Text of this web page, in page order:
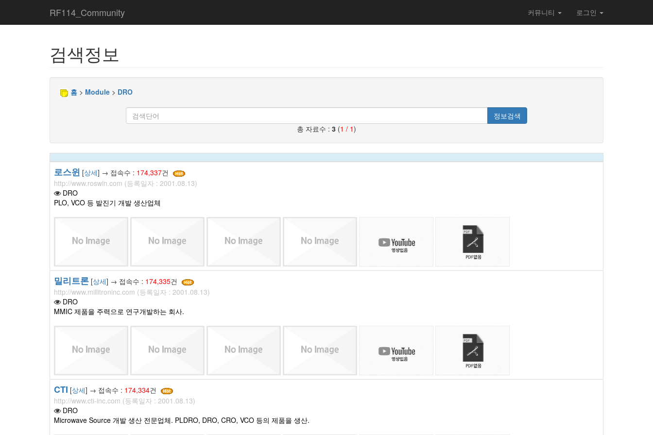
RF114_Community 커뮤니티 로그인
검색정보
홈 > Module > DRO
정보검색
총 자료수 : 3 (1 / 1)
로스윈 [상세] → 접속수 : 174,337건
http://www.roswin.com (등록일자 : 2001.08.13)
DRO
PLO, VCO 등 발진기 개발 생산업체
밀리트론 [상세] → 접속수 : 174,335건
http://www.millitroninc.com (등록일자 : 2001.08.13)
DRO
MMIC 제품을 주력으로 연구개발하는 회사.
CTI [상세] → 접속수 : 174,334건
http://www.cti-inc.com (등록일자 : 2001.08.13)
DRO
Microwave Source 개발 생산 전문업체. PLDRO, DRO, CRO, VCO 등의 제품을 생산.